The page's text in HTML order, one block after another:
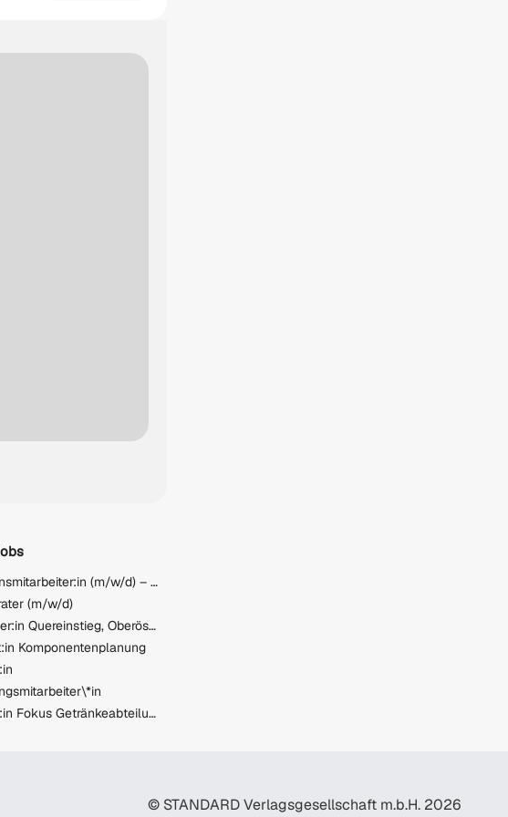
Produktionsmitarbeiter:in (m/w/d) – gute Bezahlung
(m/w/d)
Verschieber:in Quereinstieg, Oberösterreich (Voll- und Teilzeit)
Komponentenplanung
Verkäufer:in Fokus Getränkeabteilung
© STANDARD Verlagsgesellschaft m.b.H. 2026